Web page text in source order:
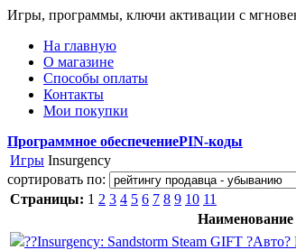
Игры, программы, ключи активации с
На главную
О магазине
Способы оплаты
Контакты
Мои покупки
Программное обеспечениеPIN-коды
Игры Insurgency
сортировать по:
Страницы: 1 2 3 4 5 6 7 8 9 10 11
Наименование
??Insurgency: Sandstorm Steam GIFT